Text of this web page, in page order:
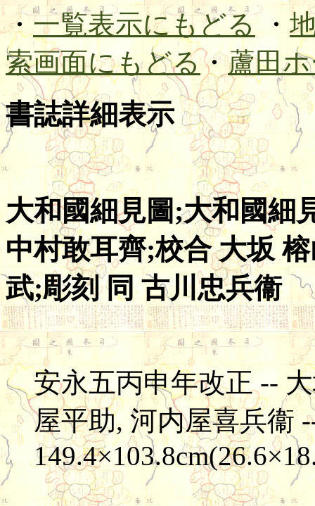
・一覧表示にもどる・
索画面にもどる・蘆田
書誌詳細表示
大和國細見圖;大和國細
中村敢耳齊;校合 大坂
武;彫刻 同 古川忠兵衞
安永五丙申年改正 --
屋平助, 河内屋喜兵衞